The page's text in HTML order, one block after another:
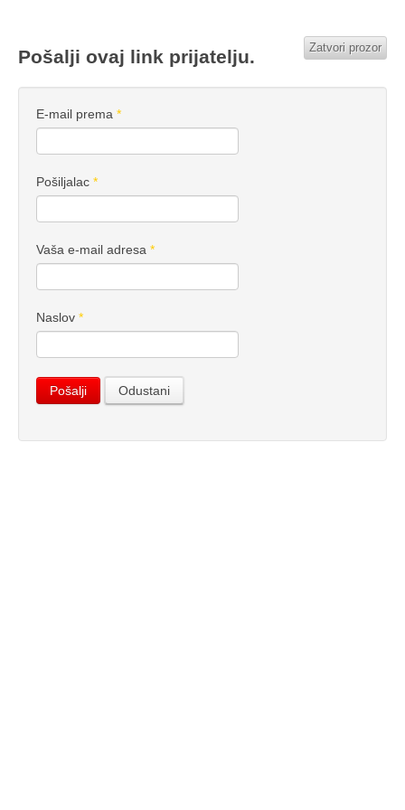
Pošalji ovaj link prijatelju. Zatvori prozor
E-mail prema *
Pošiljalac *
Vaša e-mail adresa *
Naslov *
Pošalji Odustani